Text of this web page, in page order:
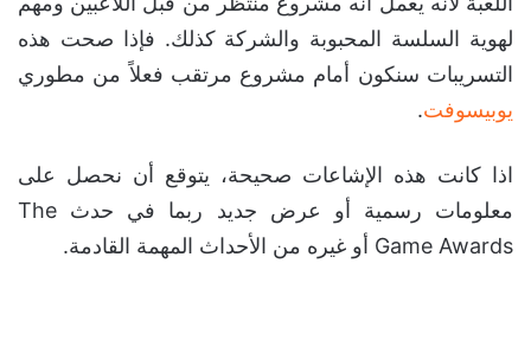
بالعميل
سام فيشر
بالإضافة إلى أدوات أخرى جديدة
ستفاجئ مجتمع اللاعبين.
ربما لهذا السبب، يأخذ فريق التطوير وقته في تطوير
اللعبة لانه يعمل أنه مشروع منتظر من قبل اللاعبين ومهم
لهوية السلسة المحبوبة والشركة كذلك. فإذا صحت هذه
التسريبات سنكون أمام مشروع مرتقب فعلاً من مطوري